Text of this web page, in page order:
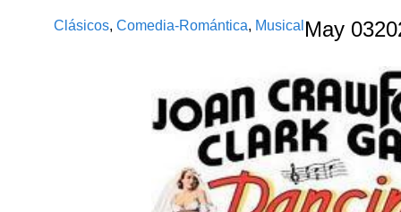
Clásicos,Comedia-Romántica, Musical May 03